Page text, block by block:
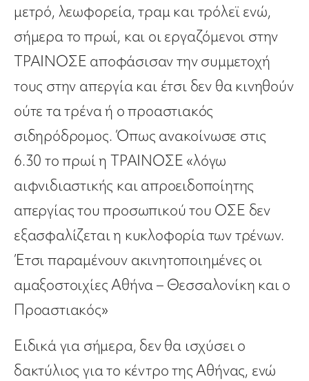
μετρό, λεωφορεία, τραμ και τρόλεϊ ενώ,
σήμερα το πρωί, και οι εργαζόμενοι στην
ΤΡΑΙΝΟΣΕ αποφάσισαν την συμμετοχή
τους στην απεργία και έτσι δεν θα κινηθούν
ούτε τα τρένα ή ο προαστιακός
σιδηρόδρομος. Όπως ανακοίνωσε στις
6.30 το πρωί η ΤΡΑΙΝΟΣΕ «λόγω
αιφνιδιαστικής και απροειδοποίητης
απεργίας του προσωπικού του ΟΣΕ δεν
εξασφαλίζεται η κυκλοφορία των τρένων.
Έτσι παραμένουν ακινητοποιημένες οι
αμαξοστοιχίες Αθήνα – Θεσσαλονίκη και ο
Προαστιακός»
Ειδικά για σήμερα, δεν θα ισχύσει ο
δακτύλιος για το κέντρο της Αθήνας, ενώ